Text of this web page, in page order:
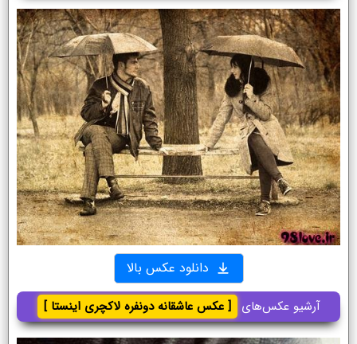
دانلود عکس بالا
آرشیو عکس‌های [ عکس عاشقانه دونفره لاکچری اینستا ]